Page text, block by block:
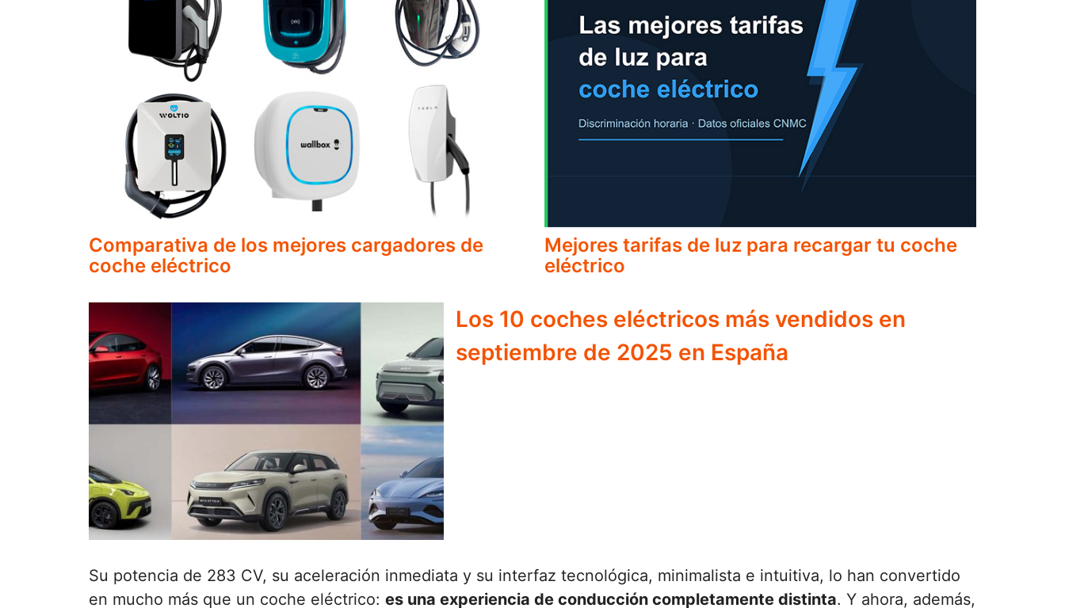
Comparativa de los mejores cargadores de
coche eléctrico
Mejores tarifas de luz para recargar tu coche
eléctrico
Los 10 coches eléctricos más vendidos en
septiembre de 2025 en España
Su potencia de 283 CV, su aceleración inmediata y su interfaz tecnológica, minimalista e intuitiva, lo han convertido
en mucho más que un coche eléctrico: es una experiencia de conducción completamente distinta. Y ahora, además,